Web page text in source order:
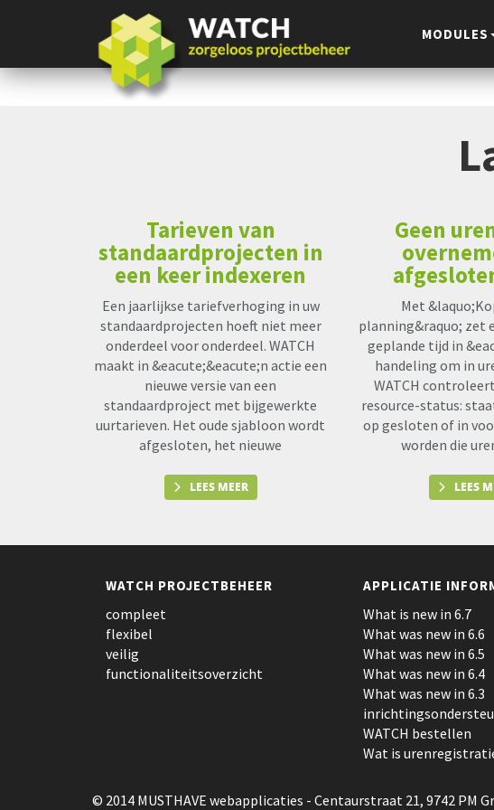
MODULES
Tarieven van
standaardprojecten in
een keer indexeren
Een jaarlijkse tariefverhoging in uw
standaardprojecten hoeft niet meer
onderdeel voor onderdeel. WATCH
maakt in &eacute;&eacute;n actie een
nieuwe versie van een
standaardproject met bijgewerkte
uurtarieven. Het oude sjabloon wordt
afgesloten, het nieuwe
LEES MEER
Geen
Met
planning&raquo; zet
geplande tijd in
handeling om in
WATCH
resource-status:
op gesloten of in
worden die
LEES
WATCH PROJECTBEHEER
compleet
flexibel
veilig
functionaliteitsoverzicht
APPLICATIE
What is new in 6.7
What was new in 6.6
What was new in 6.5
What was new in 6.4
What was new in 6.3
WATCH bestellen
Wat is
© 2014 MUSTHAVE webapplicaties - Centaurstraat 21, 9742 PM